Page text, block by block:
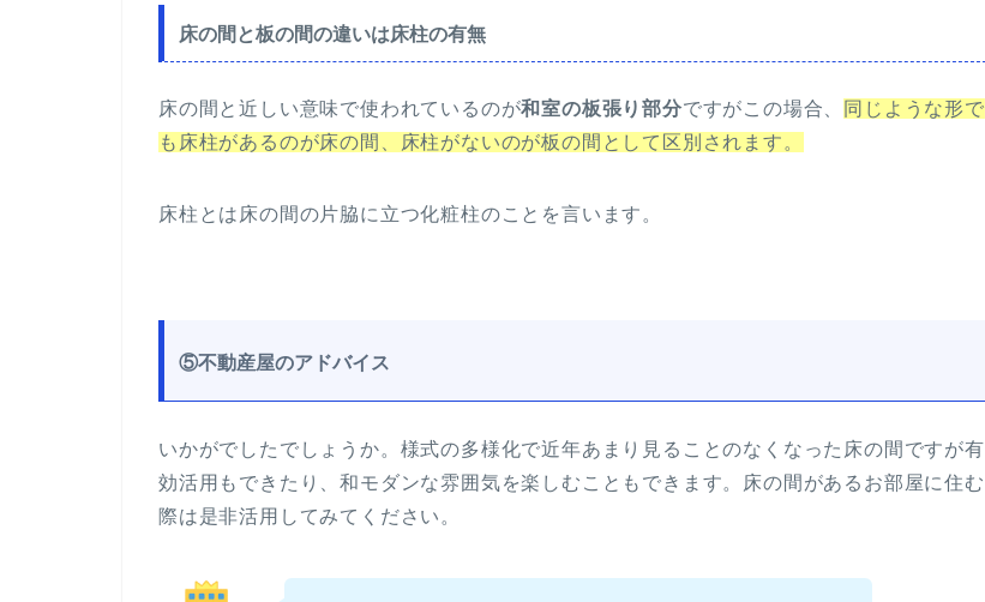
床の間と板の間の違いは床柱の有無
床の間と近しい意味で使われているのが和室の板張り部分ですがこの場合、
同じような形で
も床柱があるのが床の間、床柱がないのが板の間として区別されます。
床柱とは床の間の片脇に立つ化粧柱のことを言います。
⑤不動産屋のアドバイス
いかがでしたでしょうか。様式の多様化で近年あまり見ることのなくなった床の間ですが有
効活用もできたり、和モダンな雰囲気を楽しむこともできます。床の間があるお部屋に住む
際は是非活用してみてください。